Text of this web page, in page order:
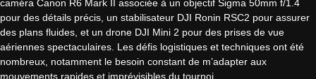
caméra Canon R6 Mark II associée à un objectif Sigma 50mm f/1.4
pour des détails précis, un stabilisateur DJI Ronin RSC2 pour assurer
des plans fluides, et un drone DJI Mini 2 pour des prises de vue
aériennes spectaculaires. Les défis logistiques et techniques ont été
nombreux, notamment le besoin constant de m’adapter aux
mouvements rapides et imprévisibles du tournoi.